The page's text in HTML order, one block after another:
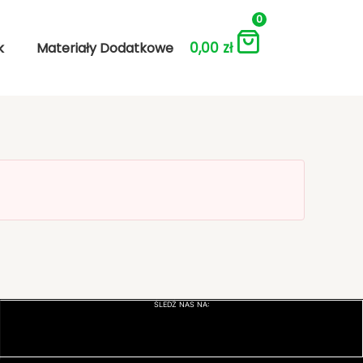
Materiały Dodatkowe 0,00 zł
0
ŚLEDŹ NAS NA: